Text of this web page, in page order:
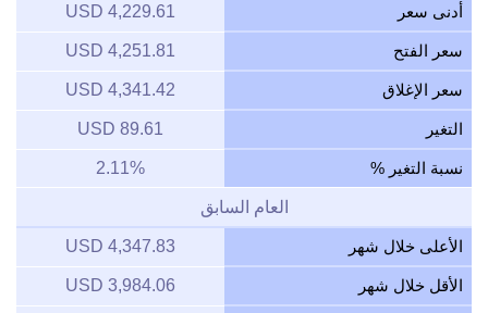
أدنى سعر 4,229.61 USD
سعر الفتح 4,251.81 USD
سعر الإغلاق 4,341.42 USD
التغير 89.61 USD
نسبة التغير % 2.11%
العام السابق
الأعلى خلال شهر 4,347.83 USD
الأقل خلال شهر 3,984.06 USD